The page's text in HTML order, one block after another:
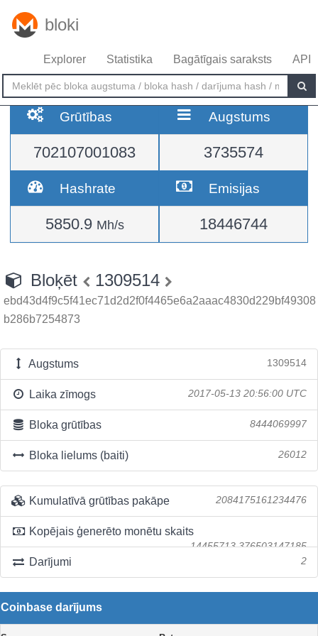
bloki
Explorer Statistika Bagātīgais saraksts API
Grūtības
702107001083
Augstums
3735574
Hashrate
5850.9 Mh/s
Emisijas
18446744
Bloķēt 1309514
ebd43d4f9c5f41ec71d2d2f0f4465e6a2aaac4830d229bf49308
b286b7254873
Augstums 1309514
Laika zīmogs 2017-05-13 20:56:00 UTC
Bloka grūtības 8444069997
Bloka lielums (baiti) 26012
Kumulatīvā grūtības pakāpe 2084175161234476
Kopējais ģenerēto monētu skaits
14455713.376503147185
Darījumi 2
Coinbase darījums